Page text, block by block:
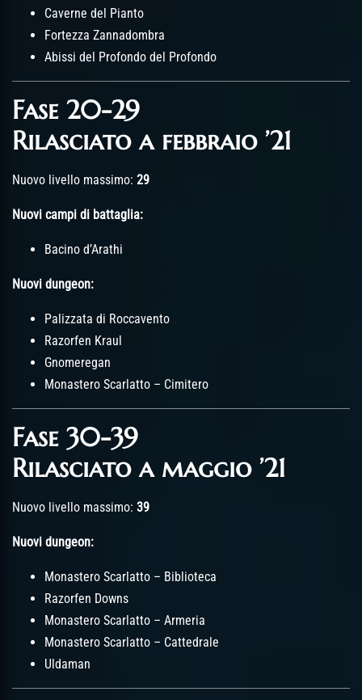
Caverne del Pianto
Fortezza Zannadombra
Abissi del Profondo del Profondo
Fase 20-29
Rilasciato a febbraio ’21
Nuovo livello massimo: 29
Nuovi campi di battaglia:
Bacino d’Arathi
Nuovi dungeon:
Palizzata di Roccavento
Razorfen Kraul
Gnomeregan
Monastero Scarlatto – Cimitero
Fase 30-39
Rilasciato a maggio ’21
Nuovo livello massimo: 39
Nuovi dungeon:
Monastero Scarlatto – Biblioteca
Razorfen Downs
Monastero Scarlatto – Armeria
Monastero Scarlatto – Cattedrale
Uldaman